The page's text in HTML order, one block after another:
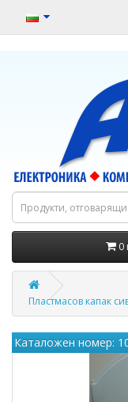
0
Пластмасов капак
Каталожен номер: